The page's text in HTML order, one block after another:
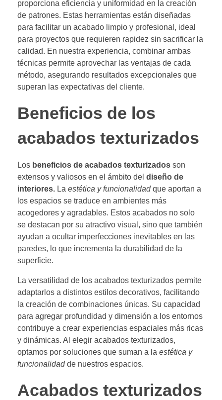
proporciona eficiencia y uniformidad en la creación
de patrones. Estas herramientas están diseñadas
para facilitar un acabado limpio y profesional, ideal
para proyectos que requieren rapidez sin sacrificar la
calidad. En nuestra experiencia, combinar ambas
técnicas permite aprovechar las ventajas de cada
método, asegurando resultados excepcionales que
superan las expectativas del cliente.
Beneficios de los
acabados texturizados
Los beneficios de acabados texturizados son
extensos y valiosos en el ámbito del diseño de
interiores. La estética y funcionalidadque aportan a
los espacios se traduce en ambientes más
acogedores y agradables. Estos acabados no solo
se destacan por su atractivo visual, sino que también
ayudan a ocultar imperfecciones inevitables en las
paredes, lo que incrementa la durabilidad de la
superficie.
La versatilidad de los acabados texturizados permite
adaptarlos a distintos estilos decorativos, facilitando
la creación de combinaciones únicas. Su capacidad
para agregar profundidad y dimensión a los entornos
contribuye a crear experiencias espaciales más ricas
y dinámicas. Al elegir acabados texturizados,
optamos por soluciones que suman a la estética y
funcionalidadde nuestros espacios.
Acabados texturizados